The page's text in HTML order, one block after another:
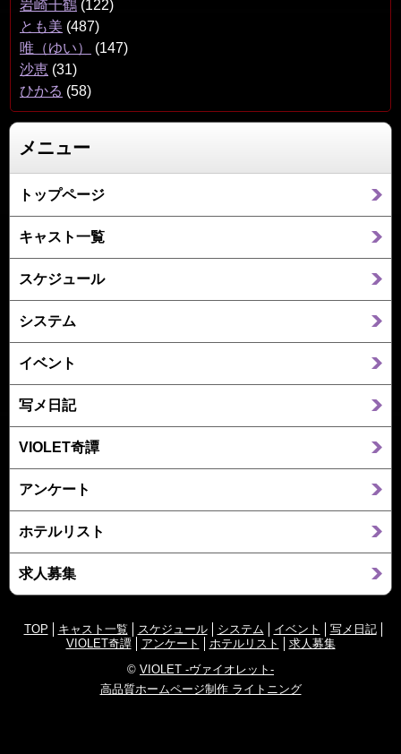
岩崎千鶴 (122)
とも美 (487)
唯（ゆい）
(147)
沙恵 (31)
ひかる (58)
メニュー
トップページ
キャスト一覧
スケジュール
システム
イベント
写メ日記
VIOLET奇譚
アンケート
ホテルリスト
求人募集
TOP キャスト一覧 スケジュール システム イベント
写メ日記
VIOLET奇譚
アンケート ホテルリスト
求人募集
© VIOLET -ヴァイオレット-
高品質ホームページ制作 ライトニング